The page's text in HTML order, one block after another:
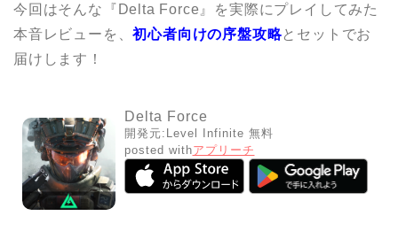
今回はそんな『Delta Force』を実際にプレイしてみた
本音レビューを、初心者向けの序盤攻略とセットでお
届けします！
Delta Force
開発元: Level Infinite 無料
posted withアプリーチ